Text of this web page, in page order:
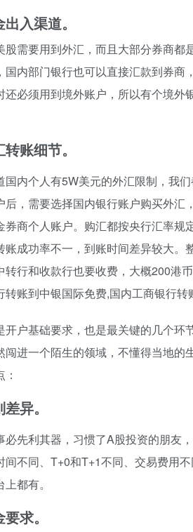
入渠道。
股需要用到外汇，而且大部分券商
国内部门银行也可以直接汇款到券
还必须用到境外账户，所以有个境
账细节。
国内个人有5W美元的外汇限制，我
后，需要选择国内银行账户购买外
券商个人账户。购汇都按央行汇率
账成功率不一，到账时间差异较大
转行和收款行也要收费，大概200港
转账到中银国际免费,国内工商银行转
开户基础要求，也是最关键的几个
闯进一个陌生的领域，不懂得当地
异。
必先利其器，习惯了A股投资的朋友
间不同、T+0和T+1不同、交易费用
都有。
求。